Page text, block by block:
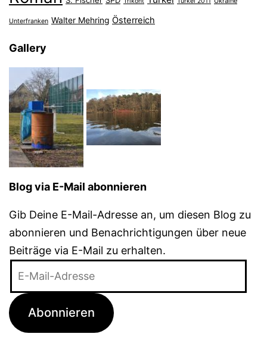
Unterfranken Walter Mehring Österreich
Gallery
Blog via E-Mail abonnieren
Gib Deine E-Mail-Adresse an, um diesen Blog zu
abonnieren und Benachrichtigungen über neue
Beiträge via E-Mail zu erhalten.
Adresse
Abonnieren